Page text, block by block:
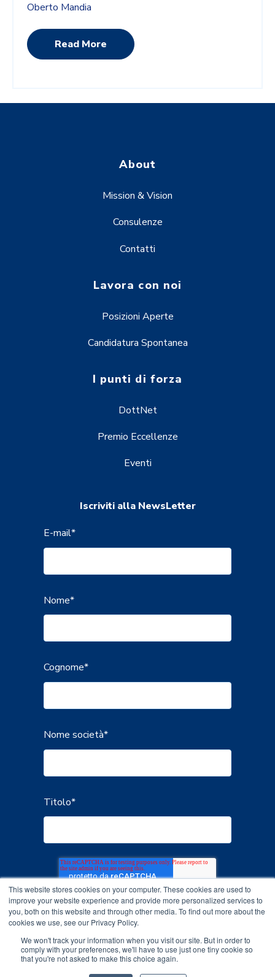
This website stores cookies on your computer. These cookies are used to
improve your website experience and provide more personalized services to
you, both on this website and through other media. To find out more about the
cookies we use, see our Privacy Policy.
We won't track your information when you visit our site. But in order to
comply with your preferences, we'll have to use just one tiny cookie so
that you're not asked to make this choice again.
Oberto Mandia
Read More
About
Mission & Vision
Consulenze
Contatti
Lavora con noi
Posizioni Aperte
Candidatura Spontanea
I punti di forza
DottNet
Premio Eccellenze
Eventi
Iscriviti alla NewsLetter
E-mail*
Nome*
Cognome*
Nome società*
Titolo*